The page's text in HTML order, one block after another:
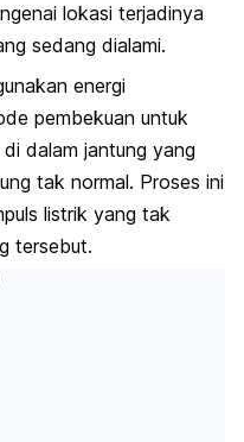
lokasi terjadinya
sedang dialami.
energi
pembekuan untuk
dalam jantung yang
tak normal. Proses ini
listrik yang tak
tersebut.